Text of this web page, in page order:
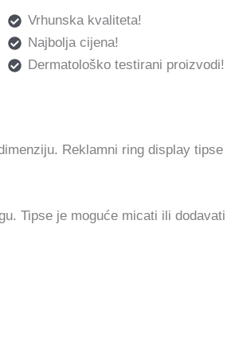
Vrhunska kvaliteta!
Najbolja cijena!
Dermatološko testirani proizvodi!
Reklamni ring display
Tipse je moguće micati ili